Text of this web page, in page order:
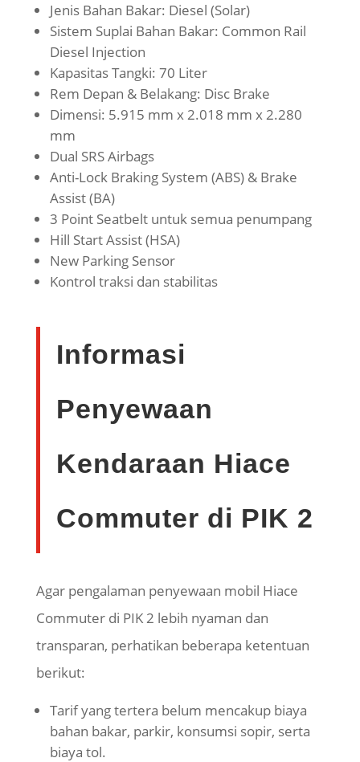
Jenis Bahan Bakar: Diesel (Solar)
Sistem Suplai Bahan Bakar: Common Rail
Diesel Injection
Kapasitas Tangki: 70 Liter
Rem Depan & Belakang: Disc Brake
Dimensi: 5.915 mm x 2.018 mm x 2.280
mm
Dual SRS Airbags
Anti-Lock Braking System (ABS) & Brake
Assist (BA)
3 Point Seatbelt untuk semua penumpang
Hill Start Assist (HSA)
New Parking Sensor
Kontrol traksi dan stabilitas
Informasi
Penyewaan
Kendaraan Hiace
Commuter di PIK 2
Agar pengalaman penyewaan mobil Hiace
Commuter di PIK 2 lebih nyaman dan
transparan, perhatikan beberapa ketentuan
berikut:
Tarif yang tertera belum mencakup biaya
bahan bakar, parkir, konsumsi sopir, serta
biaya tol.